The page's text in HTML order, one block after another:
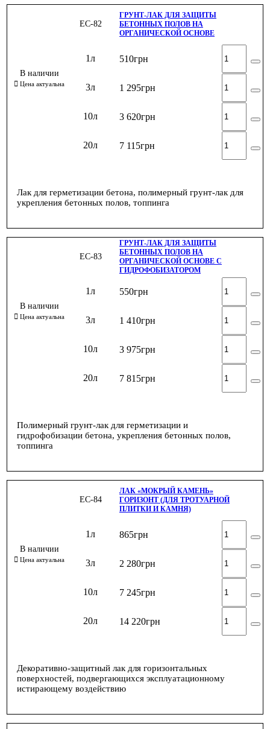
ЕС-82
ГРУНТ-ЛАК ДЛЯ ЗАЩИТЫ
БЕТОННЫХ ПОЛОВ НА
ОРГАНИЧЕСКОЙ ОСНОВЕ
1л 510грн
3л 1 295грн
10л 3 620грн
20л 7 115грн
Лак для герметизации бетона, полимерный грунт-лак для
укрепления бетонных полов, топпинга
ЕС-83
ГРУНТ-ЛАК ДЛЯ ЗАЩИТЫ
БЕТОННЫХ ПОЛОВ НА
ОРГАНИЧЕСКОЙ ОСНОВЕ С
ГИДРОФОБИЗАТОРОМ
1л 550грн
3л 1 410грн
10л 3 975грн
20л 7 815грн
Полимерный грунт-лак для герметизации и
гидрофобизации бетона, укрепления бетонных полов,
топпинга
ЕС-84
ЛАК «МОКРЫЙ КАМЕНЬ»
ГОРИЗОНТ (ДЛЯ ТРОТУАРНОЙ
ПЛИТКИ И КАМНЯ)
1л 865грн
3л 2 280грн
10л 7 245грн
20л 14 220грн
Декоративно-защитный лак для горизонтальных
поверхностей, подвергающихся эксплуатационному
истирающему воздействию